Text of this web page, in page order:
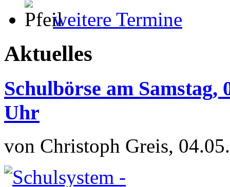
weitere Termine
Aktuelles
Schulbörse am Samstag,
Uhr
von Christoph Greis,